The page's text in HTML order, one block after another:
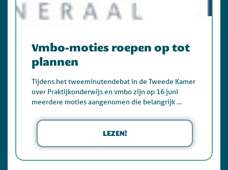
Vmbo-moties roepen op tot
plannen
Tijdens het tweeminutendebat in de Tweede Kamer
over Praktijkonderwijs en vmbo zijn op 16 juni
meerdere moties aangenomen die belangrijk …
LEZEN!